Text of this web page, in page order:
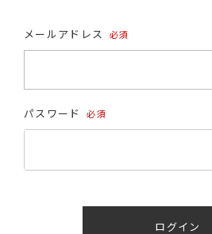
メールアドレス
(必
パスワード
(必
ログイン